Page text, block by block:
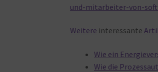
und-mitarbeiter-von-
Weitere interessante
Wie ein
Wie die